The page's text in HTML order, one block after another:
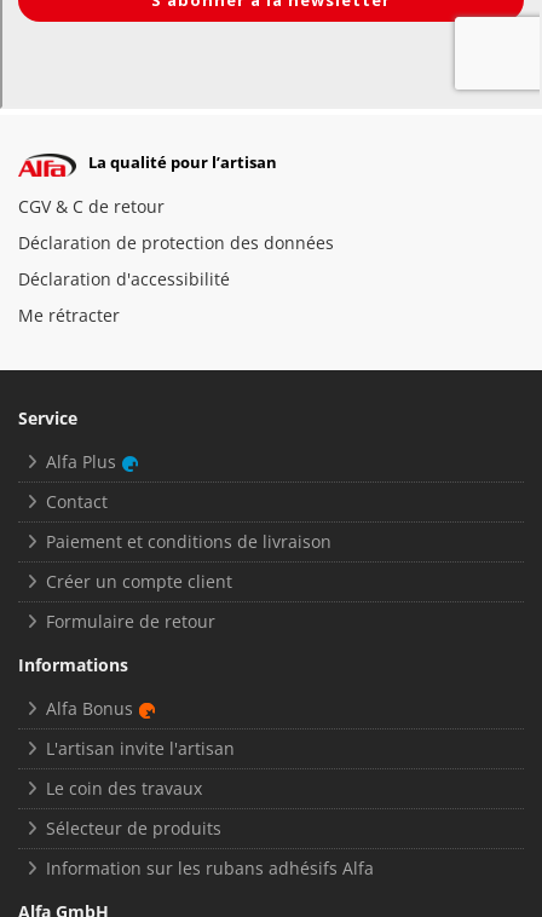
La qualité pour l’artisan
CGV & C de retour
Déclaration de protection des données
Déclaration d'accessibilité
Me rétracter
Service
Alfa Plus
Contact
Paiement et conditions de livraison
Créer un compte client
Formulaire de retour
Informations
Alfa Bonus
L'artisan invite l'artisan
Le coin des travaux
Sélecteur de produits
Information sur les rubans adhésifs Alfa
Alfa GmbH